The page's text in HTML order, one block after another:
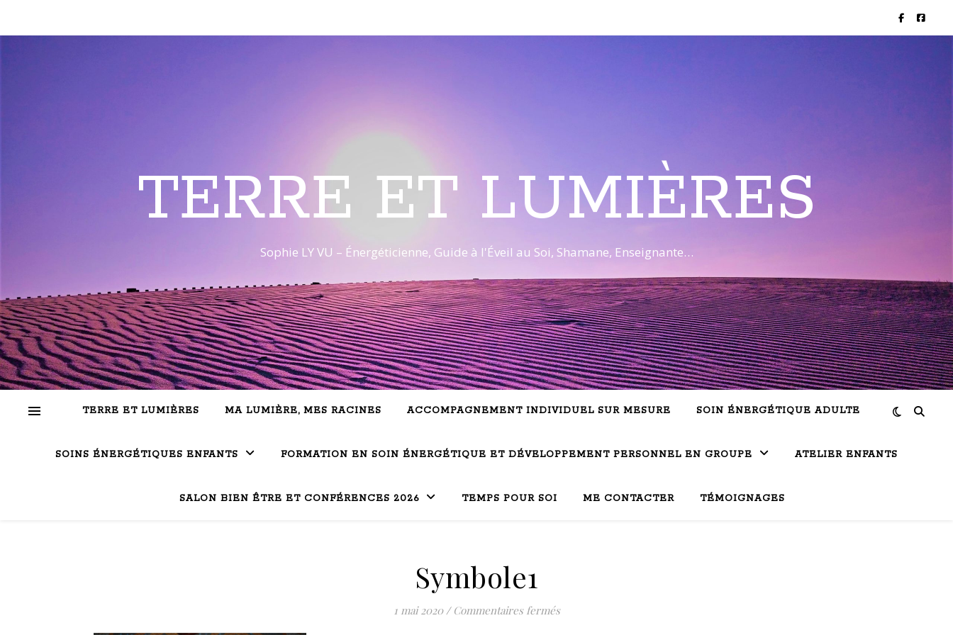
TERRE ET LUMIÈRES
Sophie LY VU – Énergéticienne, Guide à l'Éveil au Soi, Shamane, Enseignante…
TERRE ET LUMIÈRES MA LUMIÈRE, MES RACINES ACCOMPAGNEMENT INDIVIDUEL SUR MESURE SOIN ÉNERGÉTIQUE ADULTE
SOINS ÉNERGÉTIQUES ENFANTS FORMATION EN SOIN ÉNERGÉTIQUE ET DÉVELOPPEMENT PERSONNEL EN GROUPE ATELIER ENFANTS
SALON BIEN ÊTRE ET CONFÉRENCES 2026 TEMPS POUR SOI ME CONTACTER TÉMOIGNAGES
Symbole1
1 mai 2020 / Commentaires ferméssur Symbole1